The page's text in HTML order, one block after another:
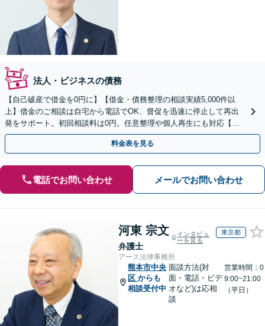
法人・ビジネスの債務
【自己破産で借金を0円に】【借金・債務整理の相談実績5,000件以
上】借金のご相談は自宅から電話でOK、督促を迅速に停止して再出
発をサポート。初回相談料は0円。任意整理や個人再生にも対応【土
日祝日・夜間も相談受付】【費用の分割払い可】
料金表を見る
電話でお問い合わせ メールでお問い合わせ
河東 宗文
弁護士
インタビュ
ーを見る
東京都
アース法律事務所
熊本市中央
区 からも
相談受付中
面談方法(対
面・電話・ビデ
オなど)は応相
談
営業時間：0
9:00~21:00
（平日）